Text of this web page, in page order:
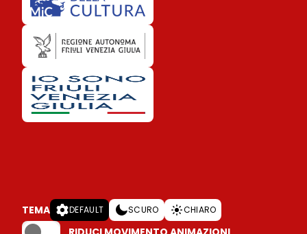
TEMA DEFAULT SCURO CHIARO